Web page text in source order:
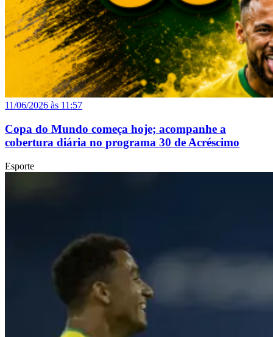
11/06/2026 às 11:57
Copa do Mundo começa hoje; acompanhe a
cobertura diária no programa 30 de Acréscimo
Esporte